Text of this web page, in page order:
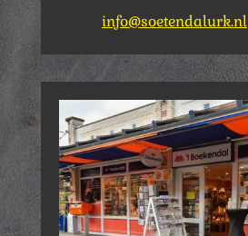
info@soetendalurk.nl